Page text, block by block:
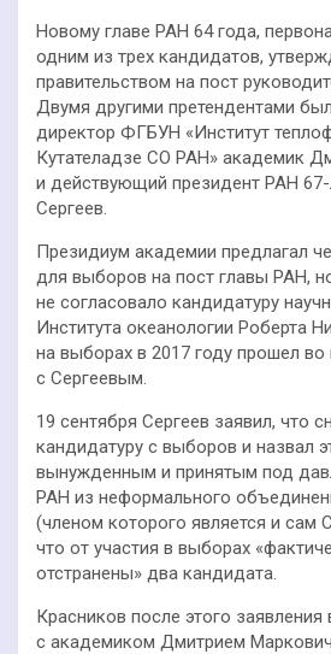
Новому главе РАН 64 года,
одним из трех кандидатов,
правительством на пост
Двумя другими претендентами
директор ФГБУН «Институт
Кутателадзе СО РАН» академик
и действующий президент РАН
Сергеев.
Президиум академии предлагал
для выборов на пост главы РАН,
не согласовало кандидатуру
Института океанологии Роберта
на выборах в 2017 году прошел во
с Сергеевым.
19 сентября Сергеев заявил, что
кандидатуру с выборов и назвал
вынужденным и принятым под
РАН из неформального
(членом которого является и сам
что от участия в выборах
отстранены» два кандидата.
Красников после этого заявления
с академиком Дмитрием